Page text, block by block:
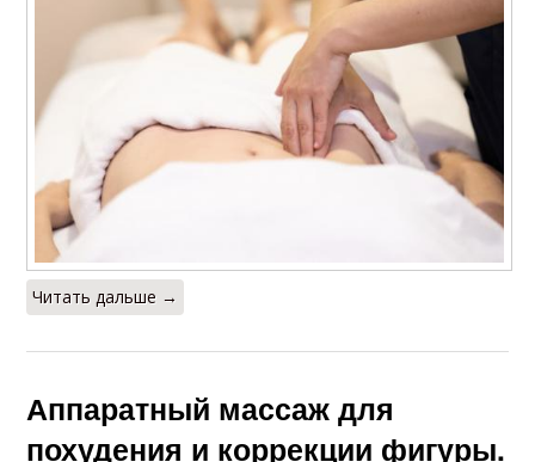
Читать дальше →
Аппаратный массаж для
похудения и коррекции фигуры.